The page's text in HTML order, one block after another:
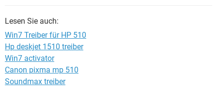
Lesen Sie auch:
Win7 Treiber für HP 510
Hp deskjet 1510 treiber
Win7 activator
Canon pixma mp 510
Soundmax treiber